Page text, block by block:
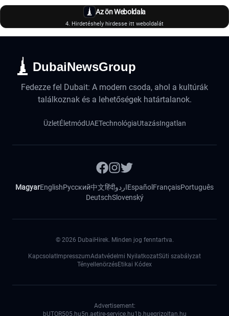
Az ön Weboldala
4. Hirdetéshely hirdesse itt weboldalát
DubaiNewsGroup
Fedezze fel Dubait: A modern csoda, ahol a kultúrák
találkoznak és a lehetőségek határtalanok.
ÜzletÉletmódUAETechnológiaUtazásIngatlan
MagyarEnglishРусский中文हिंदीاردوEspañol FrançaisPortuguês
DeutschSlovenský
© 2026 DubaiHirek. Minden jog fenntartva.
Kapcsolat ImpresszumAdatvédelmi NyilatkozatSüti szabályzat
TényellenörzésEtikai Kódex
Advertisement:
bUTOR505.hu5n.aetire-service.hu1b.huegrizoltan.hu